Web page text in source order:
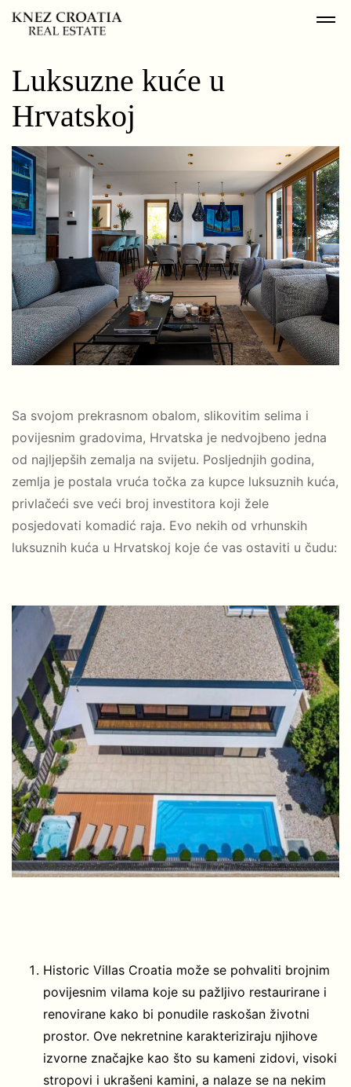
Luksuzne kuće u
Hrvatskoj
Sa svojom prekrasnom obalom, slikovitim selima i
povijesnim gradovima, Hrvatska je nedvojbeno jedna
od najljepših zemalja na svijetu. Posljednjih godina,
zemlja je postala vruća točka za kupce luksuznih kuća,
privlačeći sve veći broj investitora koji žele
posjedovati komadić raja. Evo nekih od vrhunskih
luksuznih kuća u Hrvatskoj koje će vas ostaviti u čudu:
Historic Villas Croatia može se pohvaliti brojnim
povijesnim vilama koje su pažljivo restaurirane i
renovirane kako bi ponudile raskošan životni
prostor. Ove nekretnine karakteriziraju njihove
izvorne značajke kao što su kameni zidovi, visoki
stropovi i ukrašeni kamini, a nalaze se na nekim